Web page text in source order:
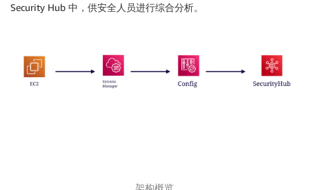
Security Hub 中，供安全人员进行综合分析。
架构概览